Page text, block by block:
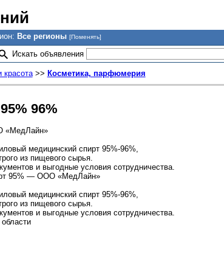
Все регионы [Поменять]
Искать объявления
красота>> Косметика, парфюмерия
96%
«МедЛайн»
медицинский спирт 95%-96%,
из пищевого сырья.
и выгодные условия сотрудничества.
95% — ООО «МедЛайн»
медицинский спирт 95%-96%,
из пищевого сырья.
и выгодные условия сотрудничества.